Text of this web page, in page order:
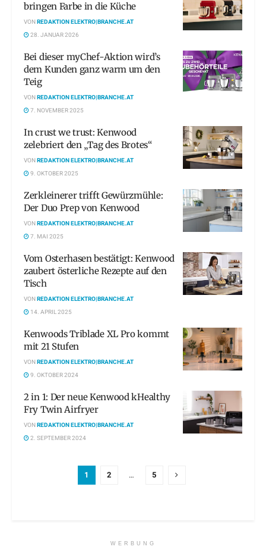
bringen Farbe in die Küche
VONREDAKTION ELEKTRO|BRANCHE.AT
28. JANUAR 2026
Bei dieser myChef-Aktion wird’s
dem Kunden ganz warm um den
Teig
VONREDAKTION ELEKTRO|BRANCHE.AT
7. NOVEMBER 2025
In crust we trust: Kenwood
zelebriert den „Tag des Brotes“
VONREDAKTION ELEKTRO|BRANCHE.AT
9. OKTOBER 2025
Zerkleinerer trifft Gewürzmühle:
Der Duo Prep von Kenwood
VONREDAKTION ELEKTRO|BRANCHE.AT
7. MAI 2025
Vom Osterhasen bestätigt: Kenwood
zaubert österliche Rezepte auf den
Tisch
VONREDAKTION ELEKTRO|BRANCHE.AT
14. APRIL 2025
Kenwoods Triblade XL Pro kommt
mit 21 Stufen
VONREDAKTION ELEKTRO|BRANCHE.AT
9. OKTOBER 2024
2 in 1: Der neue Kenwood kHealthy
Fry Twin Airfryer
VONREDAKTION ELEKTRO|BRANCHE.AT
2. SEPTEMBER 2024
1 2 … 5
WERBUNG